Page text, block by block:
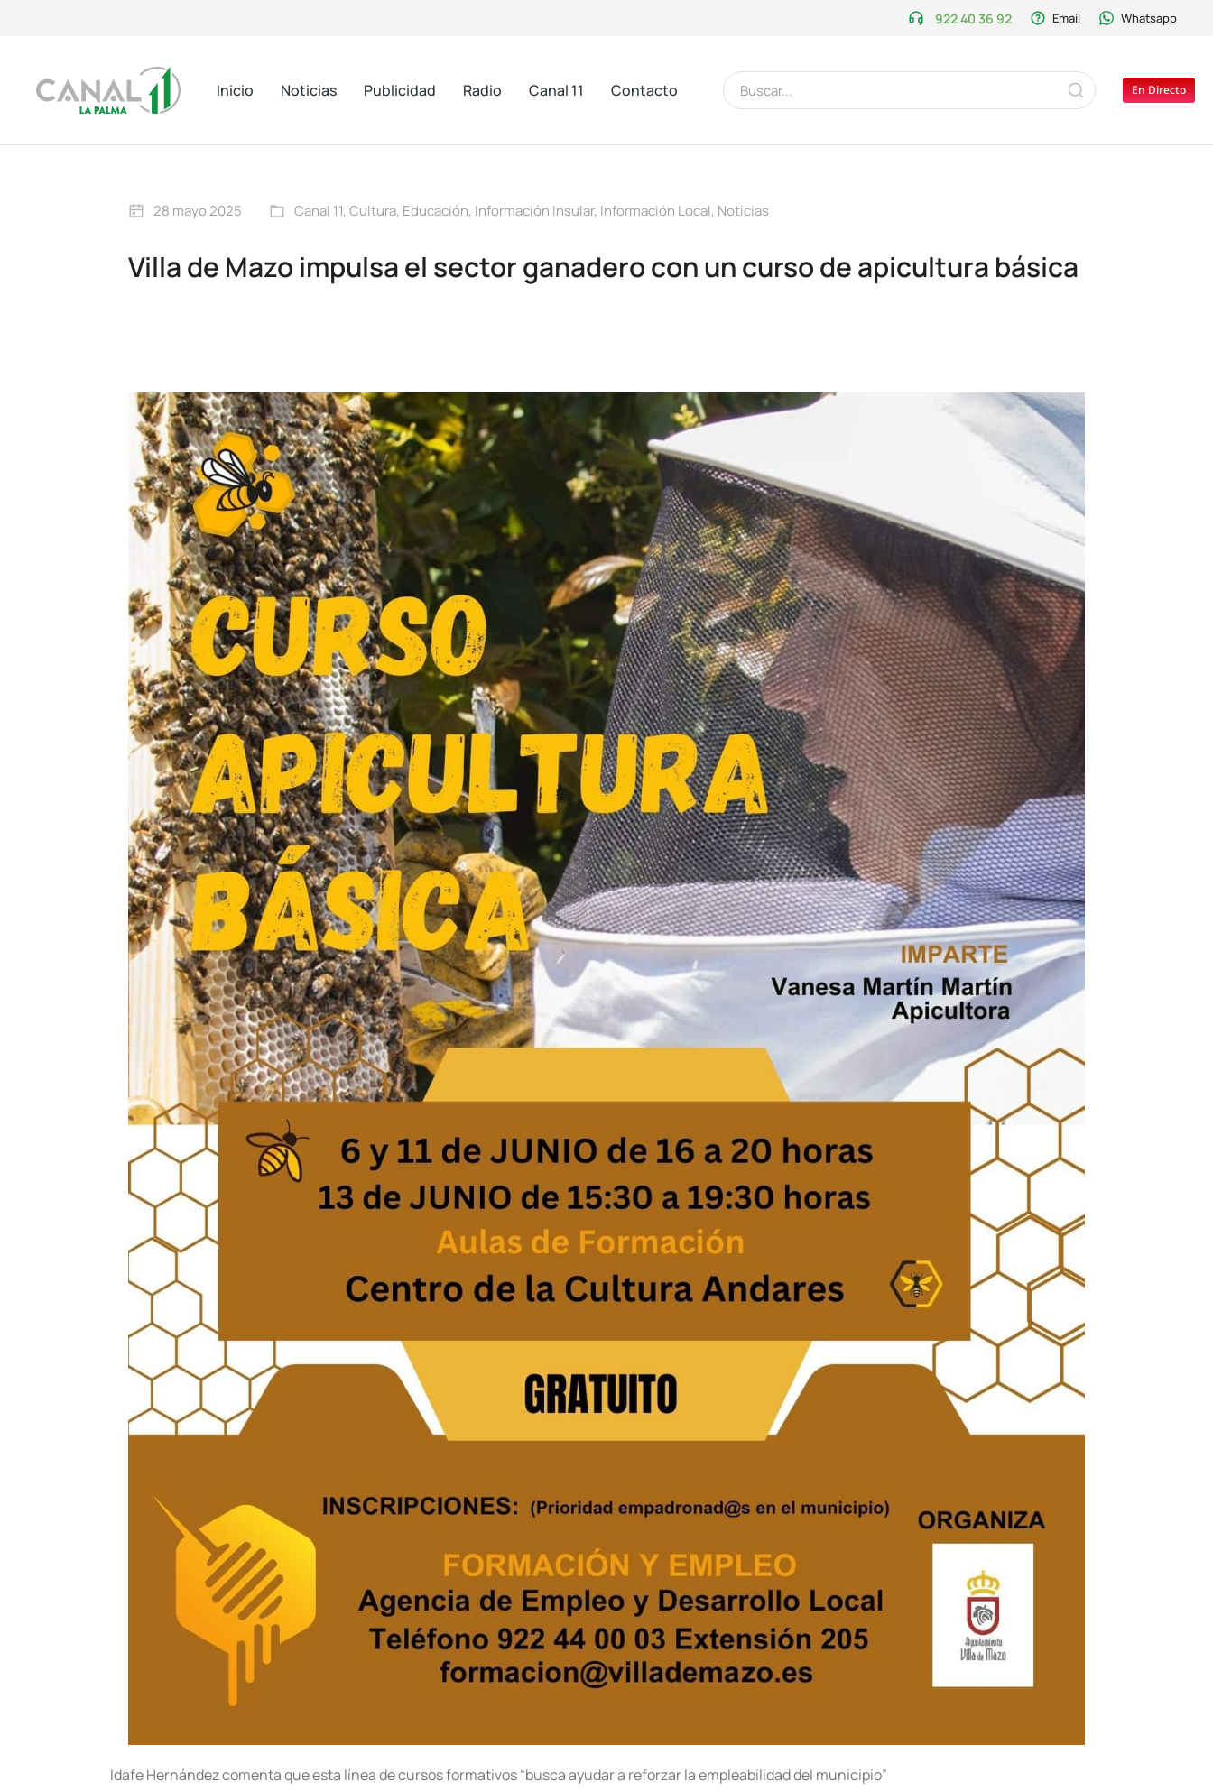
922 40 36 92 Email Whatsapp
Inicio Noticias Publicidad Radio Canal 11 Contacto En Directo
28 mayo 2025 Canal 11, Cultura, Educación, Información Insular, Información Local, Noticias
Villa de Mazo impulsa el sector ganadero con un curso de apicultura básica
Idafe Hernández comenta que esta línea de cursos formativos “busca ayudar a reforzar la empleabilidad del municipio”